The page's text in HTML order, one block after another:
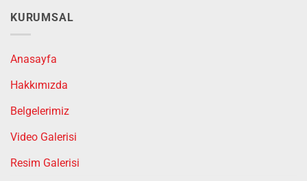
KURUMSAL
Anasayfa
Hakkımızda
Belgelerimiz
Video Galerisi
Resim Galerisi